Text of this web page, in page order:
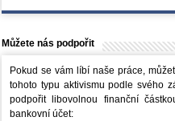
Můžete nás podpořit
Pokud se vám líbí naše práce,
tohoto typu aktivismu podle svého
podpořit libovolnou finanční
bankovní účet: